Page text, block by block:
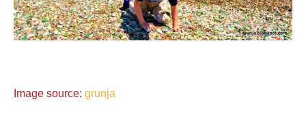
Image source: grunja